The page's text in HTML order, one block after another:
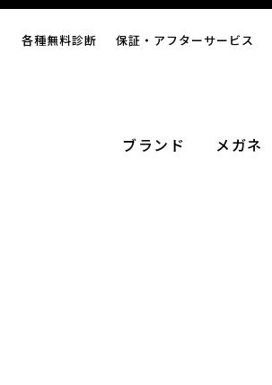
各種無料診断 保証・アフターサービス
ブランド メガネ